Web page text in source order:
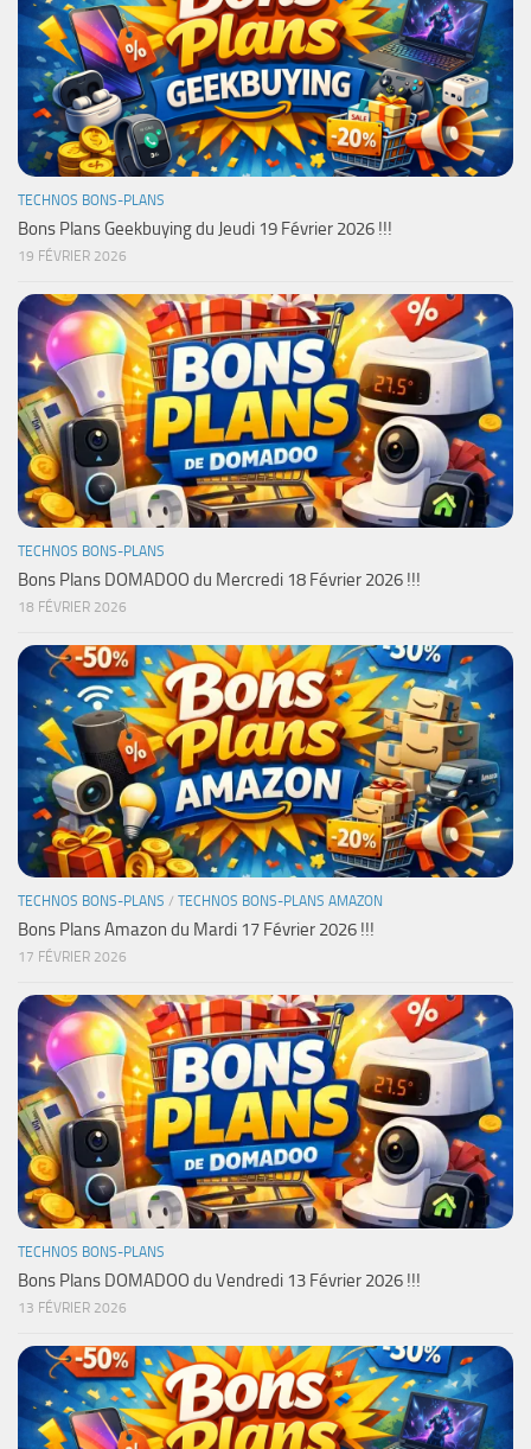
TECHNOS BONS-PLANS
Bons Plans Geekbuying du Jeudi 19 Février 2026 !!!
19 FÉVRIER 2026
TECHNOS BONS-PLANS
Bons Plans DOMADOO du Mercredi 18 Février 2026 !!!
18 FÉVRIER 2026
TECHNOS BONS-PLANS / TECHNOS BONS-PLANS AMAZON
Bons Plans Amazon du Mardi 17 Février 2026 !!!
17 FÉVRIER 2026
TECHNOS BONS-PLANS
Bons Plans DOMADOO du Vendredi 13 Février 2026 !!!
13 FÉVRIER 2026